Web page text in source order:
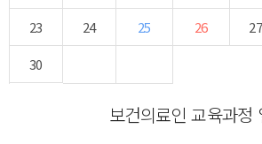
23
24 25 26 27
30
보건의료인 교육과정